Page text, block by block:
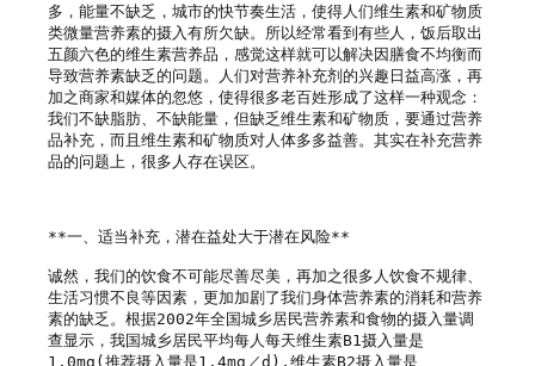
多，能量不缺乏，城市的快节奏生活，使得人们维生素和矿物质
类微量营养素的摄入有所欠缺。所以经常看到有些人，饭后取出
五颜六色的维生素营养品，感觉这样就可以解决因膳食不均衡而
导致营养素缺乏的问题。人们对营养补充剂的兴趣日益高涨，再
加之商家和媒体的忽悠，使得很多老百姓形成了这样一种观念：
我们不缺脂肪、不缺能量，但缺乏维生素和矿物质，要通过营养
品补充，而且维生素和矿物质对人体多多益善。其实在补充营养
品的问题上，很多人存在误区。
**一、适当补充，潜在益处大于潜在风险**
诚然，我们的饮食不可能尽善尽美，再加之很多人饮食不规律、
生活习惯不良等因素，更加加剧了我们身体营养素的消耗和营养
素的缺乏。根据2002年全国城乡居民营养素和食物的摄入量调
查显示，我国城乡居民平均每人每天维生素B1摄入量是
1.0mg(推荐摄入量是1.4mg／d),维生素B2摄入量是